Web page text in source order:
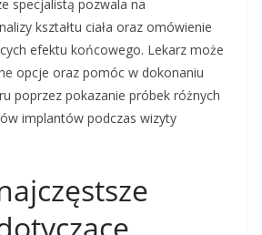
specjalistą pozwala na
kształtu ciała oraz omówienie
efektu końcowego. Lekarz może
opcje oraz pomóc w dokonaniu
poprzez pokazanie próbek różnych
implantów podczas wizyty